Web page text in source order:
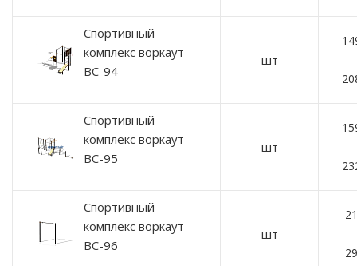
Спортивный
комплекс воркаут
ВС-94
шт
Спортивный
комплекс воркаут
ВС-95
шт
Спортивный
комплекс воркаут
ВС-96
шт